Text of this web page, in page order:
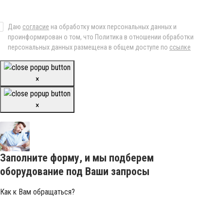
Даю согласие на обработку моих персональных данных и
проинформирован о том, что Политика в отношении обработки
персональных данных размещена в общем доступе по ссылке
×
×
Заполните форму, и мы подберем
оборудование под Ваши запросы
Как к Вам обращаться?